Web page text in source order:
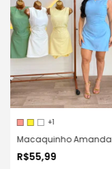
+1
Macaquinho Amanda
R$55,99